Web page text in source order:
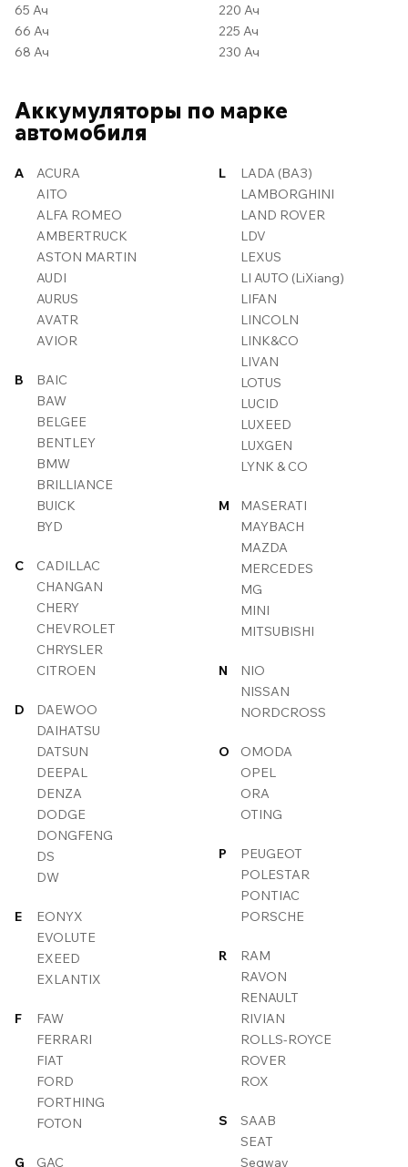
65 Ач
66 Ач
68 Ач
220 Ач
225 Ач
230 Ач
Аккумуляторы по марке
автомобиля
A
ACURA
AITO
ALFA ROMEO
AMBERTRUCK
ASTON MARTIN
AUDI
AURUS
AVATR
AVIOR
B
BAIC
BAW
BELGEE
BENTLEY
BMW
BRILLIANCE
BUICK
BYD
C
CADILLAC
CHANGAN
CHERY
CHEVROLET
CHRYSLER
CITROEN
D
DAEWOO
DAIHATSU
DATSUN
DEEPAL
DENZA
DODGE
DONGFENG
DS
DW
E
EONYX
EVOLUTE
EXEED
EXLANTIX
F
FAW
FERRARI
FIAT
FORD
FORTHING
FOTON
G GAC
L
LADA (ВАЗ)
LAMBORGHINI
LAND ROVER
LDV
LEXUS
LI AUTO (LiXiang)
LIFAN
LINCOLN
LINK&CO
LIVAN
LOTUS
LUCID
LUXEED
LUXGEN
LYNK & CO
M
MASERATI
MAYBACH
MAZDA
MERCEDES
MG
MINI
MITSUBISHI
N
NIO
NISSAN
NORDCROSS
O
OMODA
OPEL
ORA
OTING
P
PEUGEOT
POLESTAR
PONTIAC
PORSCHE
R
RAM
RAVON
RENAULT
RIVIAN
ROLLS-ROYCE
ROVER
ROX
S
SAAB
SEAT
Segway